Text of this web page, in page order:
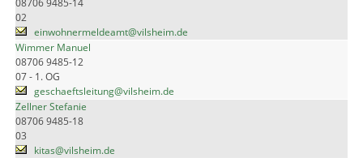
02
einwohnermeldeamt@vilsheim.de
Wimmer Manuel
08706 9485-12
07 - 1. OG
geschaeftsleitung@vilsheim.de
Zellner Stefanie
08706 9485-18
03
kitas@vilsheim.de